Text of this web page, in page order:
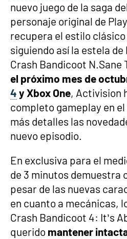
nuevo juego de la saga
personaje original de
recupera el estilo clásico
siguiendo así la estela
Crash Bandicoot N.Sane
el próximo mes de
4 y Xbox One, Activision
completo gameplay en
más detalles las
nuevo episodio.
En exclusiva para el
de 3 minutos demuestra
pesar de las nuevas
en cuanto a mecánicas,
Crash Bandicoot 4: It’s
querido mantener